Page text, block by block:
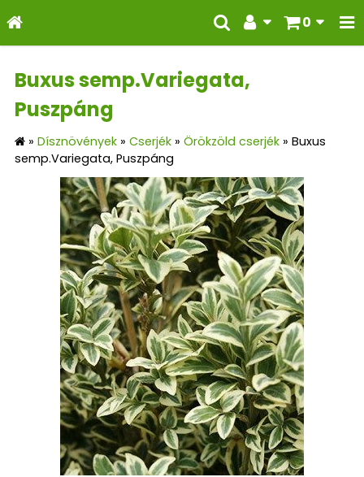
0
Buxus semp.Variegata,
Puszpáng
» Dísznövények » Cserjék » Örökzöld cserjék » Buxus
semp.Variegata, Puszpáng